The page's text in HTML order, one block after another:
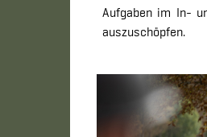
Aufgaben im In-
auszuschöpfen.